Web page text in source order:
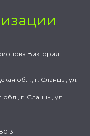
Виктория
обл., г. Сланцы, ул.
обл., г. Сланцы, ул.